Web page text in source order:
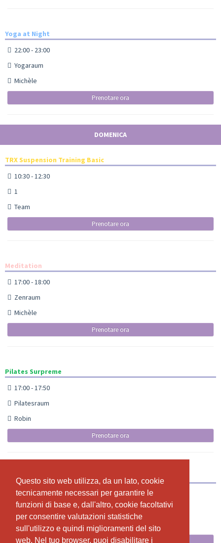
Questo sito web utilizza, da un lato, cookie
tecnicamente necessari per garantire le
funzioni di base e, dall'altro, cookie facoltativi
per consentire valutazioni statistiche
sull'utilizzo e quindi miglioramenti del sito
web. Nel tuo browser, puoi disabilitare i
Questo sito web utilizza, da un lato, cookie
tecnicamente necessari per garantire le
funzioni di base e, dall'altro, cookie facoltativi
per consentire valutazioni statistiche
sull'utilizzo e quindi miglioramenti del sito
web. Nel tuo browser, puoi disabilitare i
Yoga at Night
22:00 - 23:00
Yogaraum
Michèle
Prenotare ora
DOMENICA
TRX Suspension Training Basic
10:30 - 12:30
1
Team
Prenotare ora
Meditation
17:00 - 18:00
Zenraum
Michèle
Prenotare ora
Pilates Surpreme
17:00 - 17:50
Pilatesraum
Robin
Prenotare ora
Yoga at Night
22:00 - 23:00
Yogaraum
Michèle
Prenotare ora